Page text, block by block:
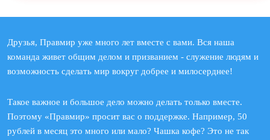
Друзья, Правмир уже много лет вместе с вами. Вся наша
команда живет общим делом и призванием - служение людям и
возможность сделать мир вокруг добрее и милосерднее!
Такое важное и большое дело можно делать только вместе.
Поэтому «Правмир» просит вас о поддержке. Например, 50
рублей в месяц это много или мало? Чашка кофе? Это не так